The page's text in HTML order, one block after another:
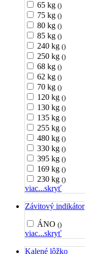
65 kg ()
75 kg ()
80 kg ()
85 kg ()
240 kg ()
250 kg ()
68 kg ()
62 kg ()
70 kg ()
120 kg ()
130 kg ()
135 kg ()
255 kg ()
480 kg ()
330 kg ()
395 kg ()
169 kg ()
230 kg ()
viac...skryť
Závitový indikátor
ÁNO ()
viac...skryť
Kalené lôžko